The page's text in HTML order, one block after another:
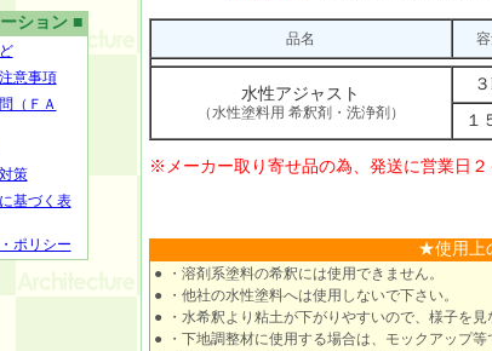
ション ■
意事項
（ＦＡ
策
基づく表
ポリシー
品名
水性アジャスト
（水性塗料用 希釈剤・洗浄剤） １
※メーカー取り寄せ品の為、発送に営業日２
★使用上
●
・溶剤系塗料の希釈には使用できません。
●
・他社の水性塗料へは使用しないで下さい。
●
・水希釈より粘土が下がりやすいので、様子を見
●
・下地調整材に使用する場合は、モックアップ等